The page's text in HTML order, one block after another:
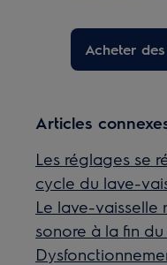
Acheter
Articles
Les réglages se
cycle du lave-
Le lave-vaisselle
sonore à la fin